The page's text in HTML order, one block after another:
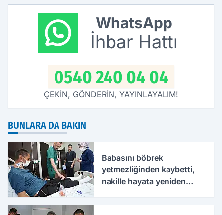
şüpheli yakalandı
WhatsApp
İhbar Hattı
0540 240 04 04
ÇEKİN, GÖNDERİN, YAYINLAYALIM!
BUNLARA DA BAKIN
Babasını böbrek
yetmezliğinden kaybetti,
nakille hayata yeniden